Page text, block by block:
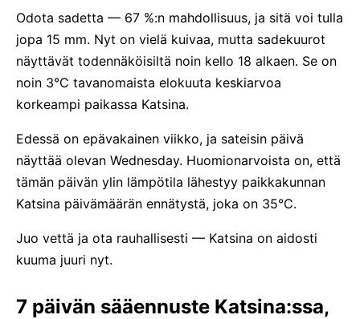
Odota sadetta — 67 %:n mahdollisuus, ja sitä voi tulla
jopa 15 mm. Nyt on vielä kuivaa, mutta sadekuurot
näyttävät todennäköisiltä noin kello 18 alkaen. Se on
noin 3°C tavanomaista elokuuta keskiarvoa
korkeampi paikassa Katsina.
Edessä on epävakainen viikko, ja sateisin päivä
näyttää olevan Wednesday. Huomionarvoista on, että
tämän päivän ylin lämpötila lähestyy paikkakunnan
Katsina päivämäärän ennätystä, joka on 35°C.
Juo vettä ja ota rauhallisesti — Katsina on aidosti
kuuma juuri nyt.
7 päivän sääennuste Katsina:ssa,